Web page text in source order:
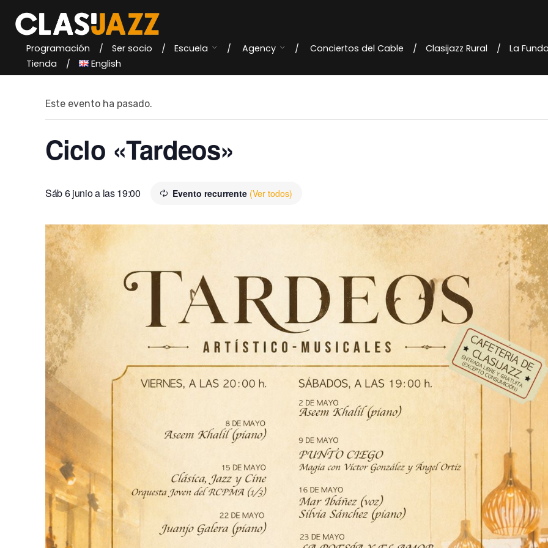
content
Programación Ser socio Escuela Agency Conciertos del Cable Clasijazz Rural La
Tienda
English
« Todos los Eventos
Este evento ha pasado.
Ciclo «Tardeos»
Sáb 6 junio a las 19:00 Evento recurrente (Ver todos)